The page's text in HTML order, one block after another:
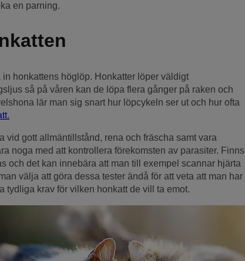
en parning.
honkattens höglöp. Honkatter löper väldigt
så på våren kan de löpa flera gånger på raken och
lär man sig snart hur löpcykeln ser ut och hur ofta
vid gott allmäntillstånd, rena och fräscha samt vara
noga med att kontrollera förekomsten av parasiter. Finns
och det kan innebära att man till exempel scannar hjärta
välja att göra dessa tester ändå för att veta att man har
tydliga krav för vilken honkatt de vill ta emot.